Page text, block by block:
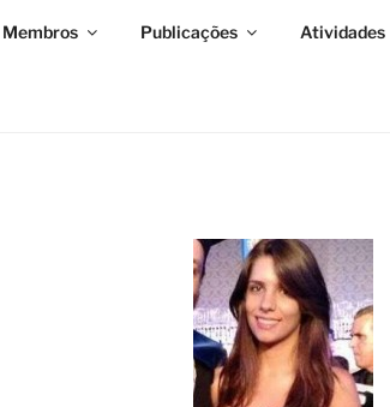
Membros Publicações Atividades